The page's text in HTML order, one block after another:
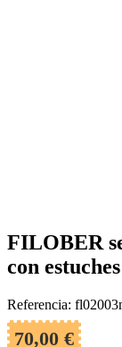
FILOBER
con estuches
Referencia:
70,00 €